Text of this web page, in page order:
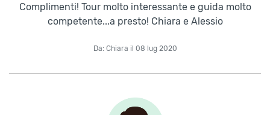
Complimenti! Tour molto interessante e guida molto
competente...a presto! Chiara e Alessio
Da: Chiara il 08 lug 2020